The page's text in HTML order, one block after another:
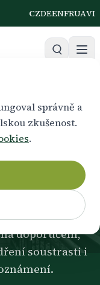
CZDEENFRUAVI
textů
nebývá
Vás jemné
doporučení,
soustrasti i
správně a
zkušenost.
.